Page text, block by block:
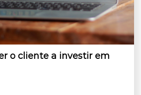
o cliente a investir em